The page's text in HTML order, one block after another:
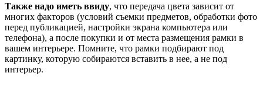
Также надо иметь ввиду, что передача цвета зависит от
многих факторов (условий съемки предметов, обработки фото
перед публикацией, настройки экрана компьютера или
телефона), а после покупки и от места размещения рамки в
вашем интерьере. Помните, что рамки подбирают под
картинку, которую собираются вставить в нее, а не под
интерьер.